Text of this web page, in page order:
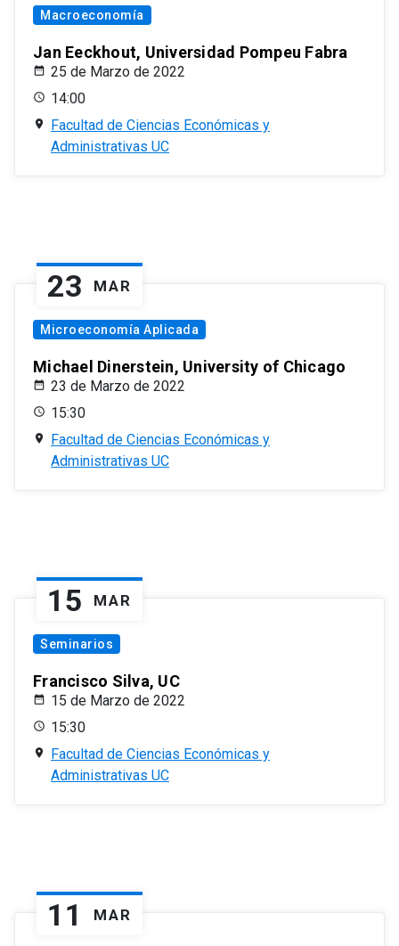
Macroeconomía
Jan Eeckhout, Universidad Pompeu Fabra
25 de Marzo de 2022
14:00
Facultad de Ciencias Económicas y
Administrativas UC
23 MAR
Microeconomía Aplicada
Michael Dinerstein, University of Chicago
23 de Marzo de 2022
15:30
Facultad de Ciencias Económicas y
Administrativas UC
15 MAR
Seminarios
Francisco Silva, UC
15 de Marzo de 2022
15:30
Facultad de Ciencias Económicas y
Administrativas UC
11 MAR